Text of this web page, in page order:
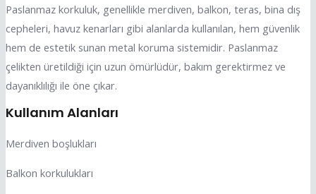
Paslanmaz korkuluk, genellikle merdiven, balkon, teras, bina dış
cepheleri, havuz kenarları gibi alanlarda kullanılan, hem güvenlik
hem de estetik sunan metal koruma sistemidir. Paslanmaz
çelikten üretildiği için uzun ömürlüdür, bakım gerektirmez ve
dayanıklılığı ile öne çıkar.
Kullanım Alanları
Merdiven boşlukları
Balkon korkulukları